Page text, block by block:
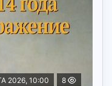
2026, 10:00 8